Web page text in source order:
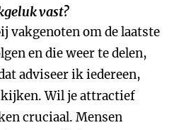
vast?
vakgenoten om de laatste
en die weer te delen,
adviseer ik iedereen,
Wil je attractief
cruciaal. Mensen